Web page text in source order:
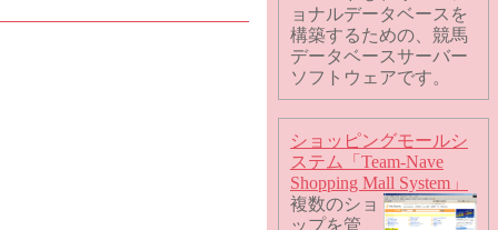
ョナルデータベースを
構築するための、競馬
データベースサーバー
ソフトウェアです。
ショッピングモールシ
ステム「Team-Nave
Shopping Mall System」
複数のショ
ップを管